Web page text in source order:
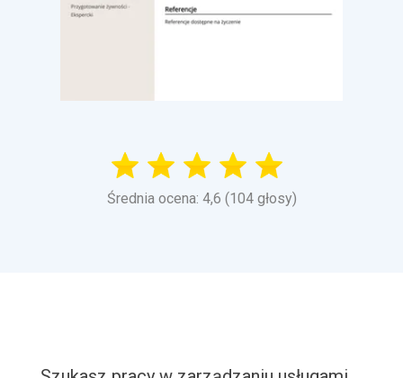
Średnia ocena: 4,6 (104 głosy)